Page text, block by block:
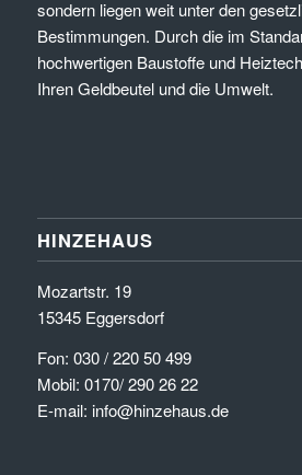
sondern liegen weit unter den
Bestimmungen. Durch die im
hochwertigen Baustoffe und
Ihren Geldbeutel und die Umwelt.
HINZEHAUS
Mozartstr. 19
15345 Eggersdorf
Fon: 030 / 220 50 499
Mobil: 0170/ 290 26 22
E-mail: info@hinzehaus.de